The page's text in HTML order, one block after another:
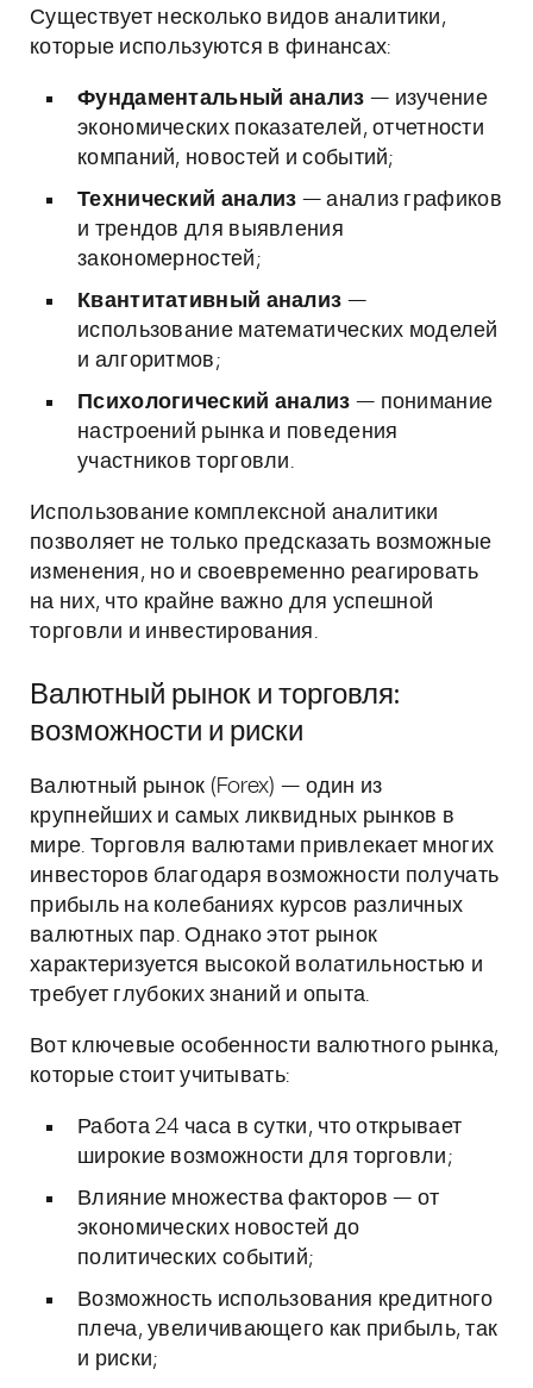
Существует несколько видов аналитики,
которые используются в финансах:
Фундаментальный анализ — изучение
экономических показателей, отчетности
компаний, новостей и событий;
Технический анализ — анализ графиков
и трендов для выявления
закономерностей;
Квантитативный анализ —
использование математических моделей
и алгоритмов;
Психологический анализ — понимание
настроений рынка и поведения
участников торговли.
Использование комплексной аналитики
позволяет не только предсказать возможные
изменения, но и своевременно реагировать
на них, что крайне важно для успешной
торговли и инвестирования.
Валютный рынок и торговля:
возможности и риски
Валютный рынок (Forex) — один из
крупнейших и самых ликвидных рынков в
мире. Торговля валютами привлекает многих
инвесторов благодаря возможности получать
прибыль на колебаниях курсов различных
валютных пар. Однако этот рынок
характеризуется высокой волатильностью и
требует глубоких знаний и опыта.
Вот ключевые особенности валютного рынка,
которые стоит учитывать:
Работа 24 часа в сутки, что открывает
широкие возможности для торговли;
Влияние множества факторов — от
экономических новостей до
политических событий;
Возможность использования кредитного
плеча, увеличивающего как прибыль, так
и риски;